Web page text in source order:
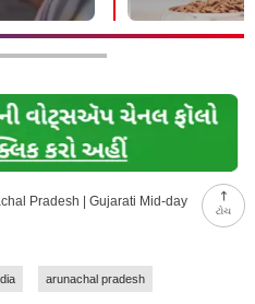
ટોચ
Pradesh | Gujarati Mid-day
arunachal pradesh